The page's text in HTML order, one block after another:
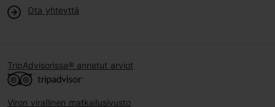
Ota yhteyttä
TripAdvisorissa® annetut arviot
Viron virallinen matkailusivusto